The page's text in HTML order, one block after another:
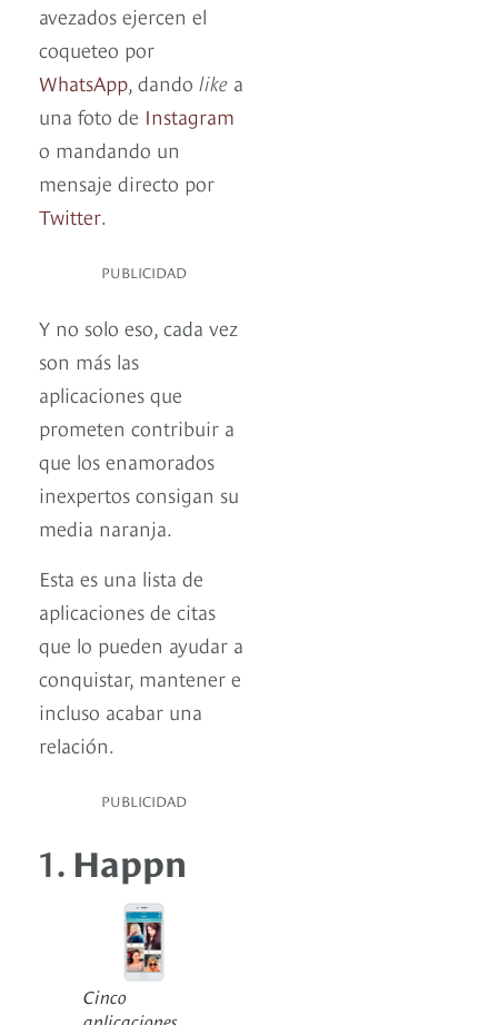
avezados ejercen el
coqueteo por
WhatsApp, dando like a
una foto de Instagram
o mandando un
mensaje directo por
Twitter.
PUBLICIDAD
Y no solo eso, cada vez
son más las
aplicaciones que
prometen contribuir a
que los enamorados
inexpertos consigan su
media naranja.
Esta es una lista de
aplicaciones de citas
que lo pueden ayudar a
conquistar, mantener e
incluso acabar una
relación.
PUBLICIDAD
1. Happn
Cinco
aplicaciones